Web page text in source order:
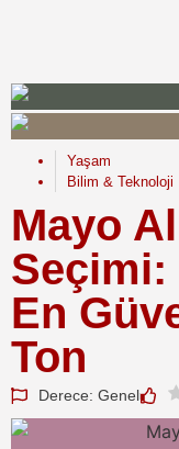
Yaşam
Bilim & Teknoloji
Mayo
Seçimi:
En
Ton
Derece: Genel